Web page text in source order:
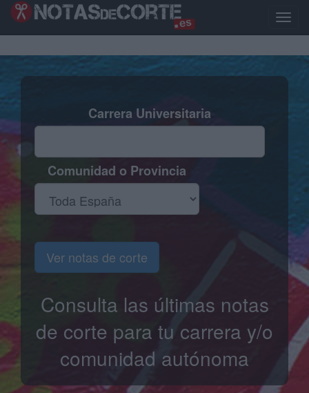
Pasar
Toggle
Carrera Universitaria
Comunidad o Provincia
Ver notas de corte
Consulta las últimas notas
de corte para tu carrera y/o
comunidad autónoma